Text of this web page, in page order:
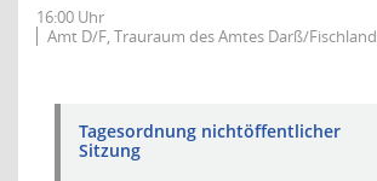
16:00 Uhr
Amt D/F, Trauraum des Amtes Darß/Fischland
Tagesordnung nichtöffentlicher
Sitzung